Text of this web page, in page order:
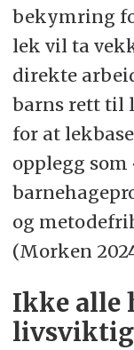
bekymring
lek vil ta
direkte
barns rett til
for at
opplegg
og
(Morken
Ikke alle